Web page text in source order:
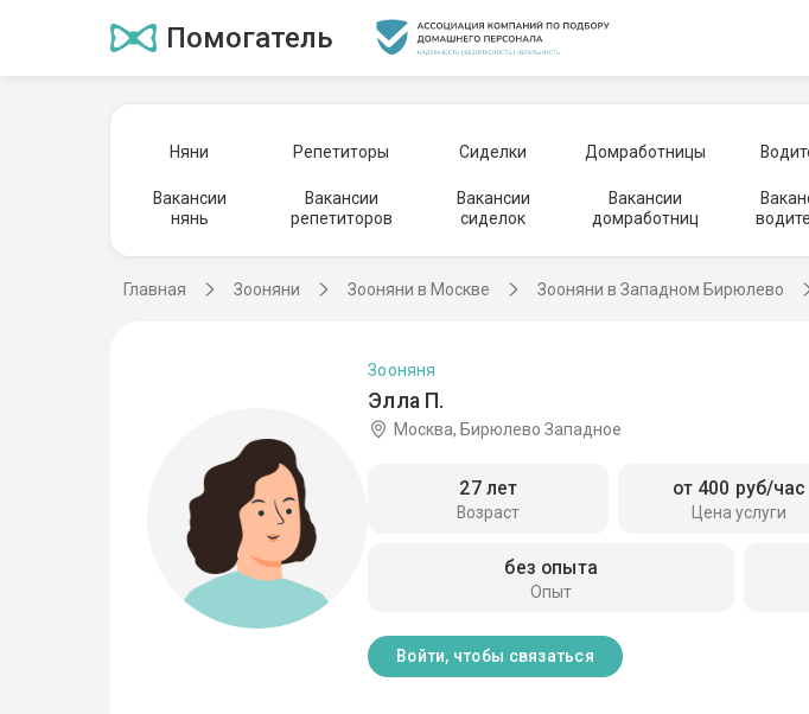
Помогатель
Няни Репетиторы Сиделки Домработницы
Вакансии
нянь
Вакансии
репетиторов
Вакансии
сиделок
Вакансии
домработниц
Главная Зооняни Зооняни в Москве Зооняни в Западном Бирюлево
Элла П.
Зооняня
Москва, Бирюлево Западное
Возраст
27 лет
Цена услуги
от 400 руб/час
Опыт
без опыта
Войти, чтобы связаться